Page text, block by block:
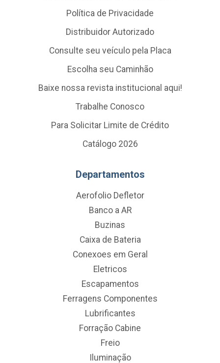
Política de Privacidade
Distribuidor Autorizado
Consulte seu veículo pela Placa
Escolha seu Caminhão
Baixe nossa revista institucional aqui!
Trabalhe Conosco
Para Solicitar Limite de Crédito
Catálogo 2026
Departamentos
Aerofolio Defletor
Banco a AR
Buzinas
Caixa de Bateria
Conexoes em Geral
Eletricos
Escapamentos
Ferragens Componentes
Lubrificantes
Forração Cabine
Freio
Iluminação